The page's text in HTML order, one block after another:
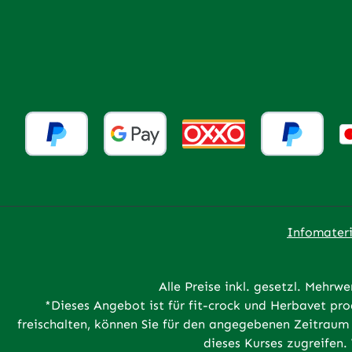
Alle Preise inkl. gesetzl.
*Dieses Angebot ist für fit-crock und Herbavet
freischalten, können Sie für den angegebenen
dieses Kurses